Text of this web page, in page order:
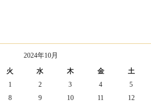
2024年10月
火 水 木 金 土
1 2 3 4
5
8 9 10 11
12